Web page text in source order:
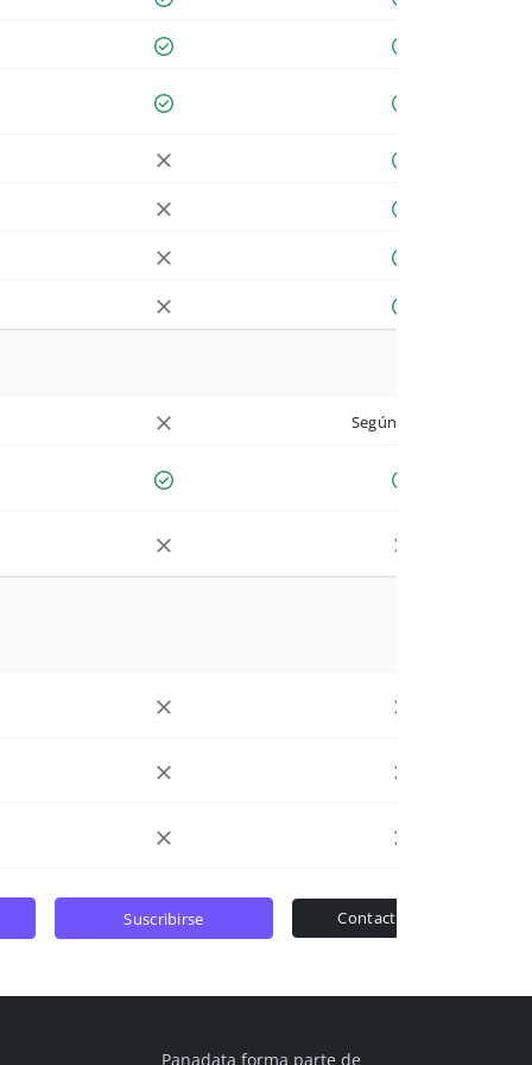
Según cuenta
suscribirse contactar ventas
Panadata forma parte de